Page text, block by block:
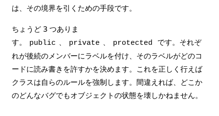
は、その境界を引くための手段です。
ちょうど 3 つありま
す。
public 、 private 、 protected
です。それぞ
れが後続のメンバーにラベルを付け、そのラベルがどのコ
ードに読み書きを許すかを決めます。これを正しく行えば
クラスは自らのルールを強制します。間違えれば、どこか
のどんなバグでもオブジェクトの状態を壊しかねません。